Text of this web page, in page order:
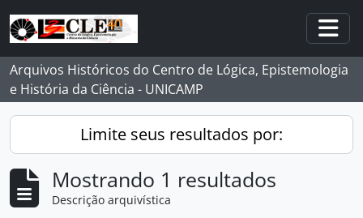
Skip to main content
Arquivos Históricos do Centro de Lógica, Epistemologia
e História da Ciência - UNICAMP
Limite seus resultados por:
Mostrando 1 resultados
Descrição arquivística